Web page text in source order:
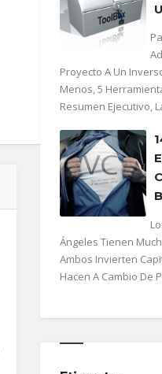
Proyecto A Un
Menos, 5
Resumen Ejecutivo,
Ángeles Tienen
Ambos Invierten
Hacen A Cambio De